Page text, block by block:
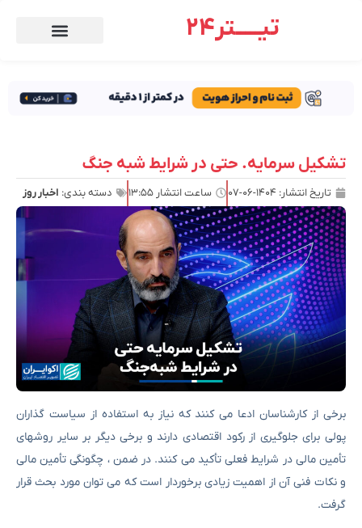
تیـــــتر24
تشکیل سرمایه. حتی در شرایط شبه جنگ
تاریخ انتشار: ۱۴۰۴-۰۶-۰۷ ساعت انتشار ۱۳:۵۵ دسته بندی: اخبار روز
برخی از کارشناسان ادعا می کنند که نیاز به استفاده از سیاست گذاران
پولی برای جلوگیری از رکود اقتصادی دارند و برخی دیگر بر سایر روشهای
تأمین مالی در شرایط فعلی تأکید می کنند. در ضمن ، چگونگی تأمین مالی
و نکات فنی آن از اهمیت زیادی برخوردار است که می توان مورد بحث قرار
گرفت.